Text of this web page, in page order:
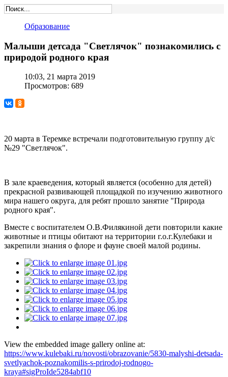
Образование
Малыши детсада "Светлячок" познакомились с
природой родного края
10:03, 21 марта 2019
Просмотров: 689
20 марта в Теремке встречали подготовительную группу д/с
№29 "Светлячок".
В зале краеведения, который является (особенно для детей)
прекрасной развивающей площадкой по изучению животного
мира нашего округа, для ребят прошло занятие "Природа
родного края".
Вместе с воспитателем О.В.Филякиной дети повторили какие
животные и птицы обитают на территории г.о.г.Кулебаки и
закрепили знания о флоре и фауне своей малой родины.
View the embedded image gallery online at:
https://www.kulebaki.ru/novosti/obrazovanie/5830-malyshi-detsada-
svetlyachok-poznakomilis-s-prirodoj-rodnogo-
kraya#sigProIde5284abf10